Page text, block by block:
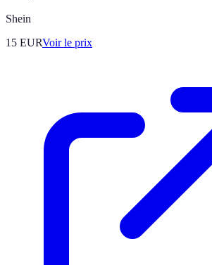
Shein
15 EURVoir le prix